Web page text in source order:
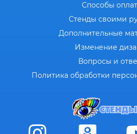
Способы
Стенды своими
Дополнительные
Изменение
Вопросы и
Политика обработки